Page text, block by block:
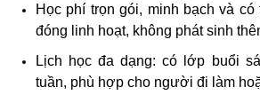
Học phí trọn gói, minh bạch và
đóng linh hoạt, không phát sinh
Lịch học đa dạng: có lớp buổi
tuần, phù hợp cho người đi làm